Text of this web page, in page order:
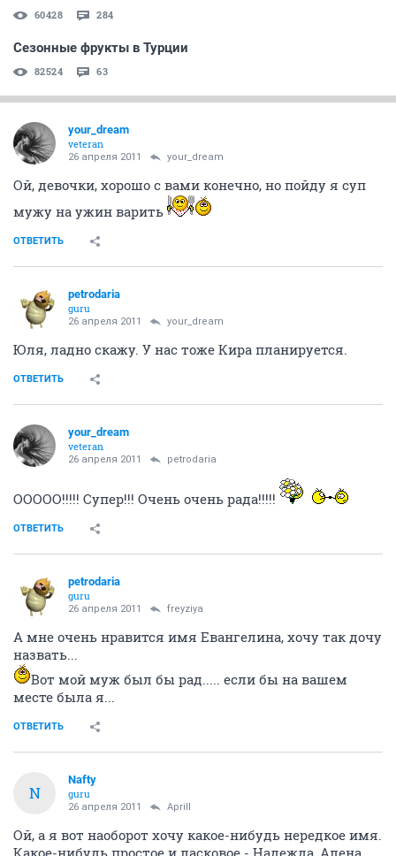
60428 284
Сезонные фрукты в Турции
82524 63
your_dream
veteran
26 апреля 2011 your_dream
Ой, девочки, хорошо с вами конечно, но пойду я суп
мужу на ужин варить
ОТВЕТИТЬ
petrodaria
guru
26 апреля 2011 your_dream
Юля, ладно скажу. У нас тоже Кира планируется.
ОТВЕТИТЬ
your_dream
veteran
26 апреля 2011 petrodaria
ООООО!!!!! Супер!!! Очень очень рада!!!!!
ОТВЕТИТЬ
petrodaria
guru
26 апреля 2011 freyziya
А мне очень нравится имя Евангелина, хочу так дочу
назвать...
Вот мой муж был бы рад..... если бы на вашем
месте была я...
ОТВЕТИТЬ
N
Nafty
guru
26 апреля 2011 Aprill
Ой, а я вот наоборот хочу какое-нибудь нередкое имя.
Какое-нибудь простое и ласковое - Надежда, Алена...